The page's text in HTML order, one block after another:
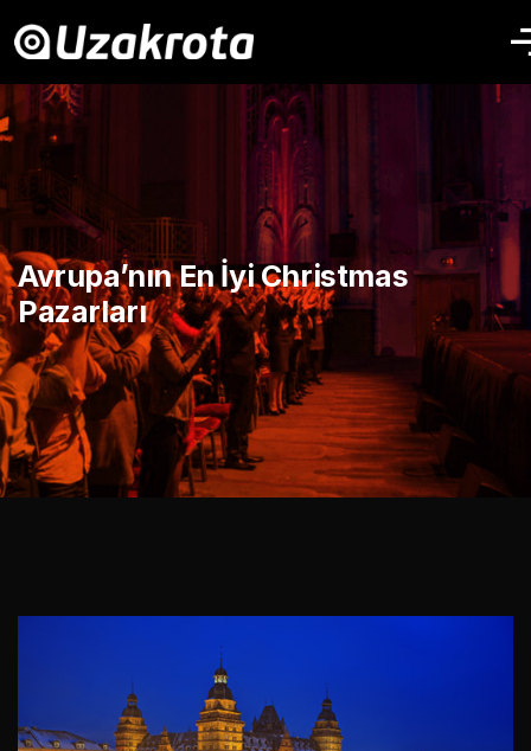
Avrupa’nın En İyi Christmas
Pazarları